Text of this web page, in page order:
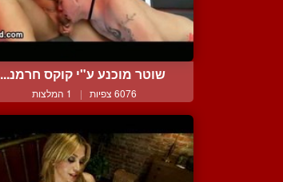
שוטר מוכנע ע"י קוקס חרמנ...
6076 צפיות | 1 המלצות